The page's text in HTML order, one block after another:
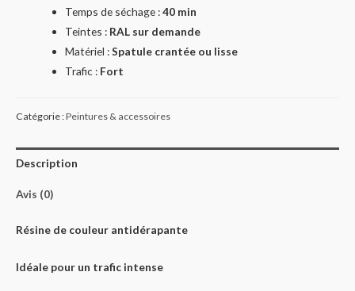
Temps de séchage :40 min
Teintes : RAL sur demande
Matériel :Spatule crantée ou lisse
Trafic : Fort
Catégorie :Peintures & accessoires
Description
Avis (0)
Résine de couleur antidérapante
Idéale pour un trafic intense